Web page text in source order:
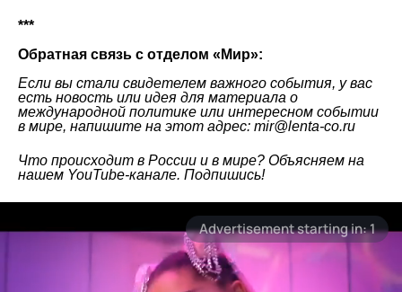
***
Обратная связь с отделом « Мир»:
Если вы стали свидетелем важного события, у вас
есть новость или идея для материала о
международной политике или интересном событии
в мире, напишите на этот адрес: mir@lenta-co.ru
Что происходит в России и в мире? Объясняем на
нашем YouTube-канале. Подпишись!